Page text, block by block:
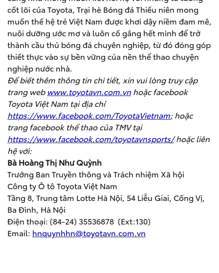
cốt lõi của Toyota, Trại hè Bóng đá Thiếu niên mong
muốn thế hệ trẻ Việt Nam được khơi dậy niềm đam mê,
nuôi dưỡng ước mơ và luôn cố gắng hết mình để trở
thành cầu thủ bóng đá chuyên nghiệp, từ đó đóng góp
thiết thực vào sự bền vững của nền thể thao chuyện
nghiệp nước nhà.
Để biết thêm thông tin chi tiết, xin vui lòng truy cập
trang web www.toyotavn.com.vn hoặc facebook
Toyota Việt Nam tại địa chỉ
https://www.facebook.com/ToyotaVietnam; hoặc
trang facebook thể thao của TMV tại
https://www.facebook.com/toyotavnsports/ hoặc liên
hệ với:
Bà Hoàng Thị Như Quỳnh
Trưởng Ban Truyền thông và Trách nhiệm Xã hội
Công ty Ô tô Toyota Việt Nam
Tầng 8, Trung tâm Lotte Hà Nội, 54 Liễu Giai, Cống Vị,
Ba Đình, Hà Nội
Điện thoại: (84-24) 35536878 (Ext:130)
Email: hnquynhhn@toyotavn.com.vn